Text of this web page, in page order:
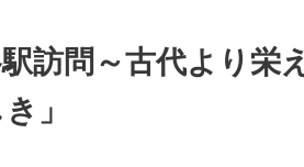
訪問～古代より栄
」